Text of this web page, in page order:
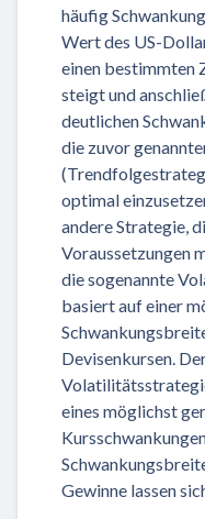
häufig
Wert des US-
einen bestimmten
steigt und
deutlichen
die zuvor
optimal
andere Strategie,
Voraussetzungen
die sogenannte
basiert auf einer
Devisenkursen.
eines möglichst
Gewinne lassen